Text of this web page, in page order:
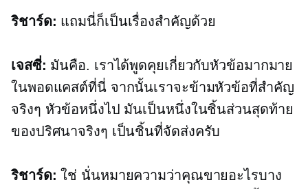
ริชาร์ด: แถมนี่ก็เป็นเรื่องสำคัญด้วย
เจสซี่: มันคือ. เราได้พูดคุยเกี่ยวกับหัวข้อมากมาย
ในพอดแคสต์ที่นี่ จากนั้นเราจะข้ามหัวข้อที่สำคัญ
จริงๆ หัวข้อหนึ่งไป มันเป็นหนึ่งในชิ้นส่วนสุดท้าย
ของปริศนาจริงๆ เป็นชิ้นที่จัดส่งครับ
ริชาร์ด: ใช่ นั่นหมายความว่าคุณขายอะไรบาง